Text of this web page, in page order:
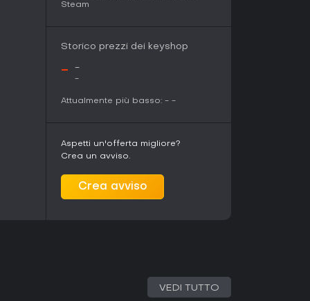
Steam
Storico prezzi dei keyshop
- -
-
Attualmente più basso: - -
Aspetti un'offerta migliore?
Crea un avviso.
Crea avviso
VEDI TUTTO